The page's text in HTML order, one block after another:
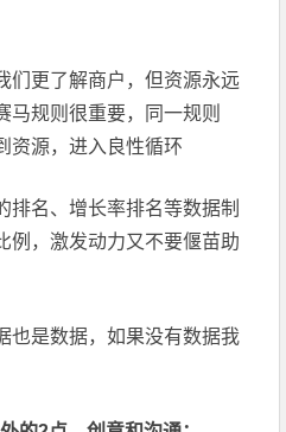
们更了解商户，但资源永远
马规则很重要，同一规则
资源，进入良性循环
排名、增长率排名等数据制
例，激发动力又不要偃苗助
也是数据，如果没有数据我